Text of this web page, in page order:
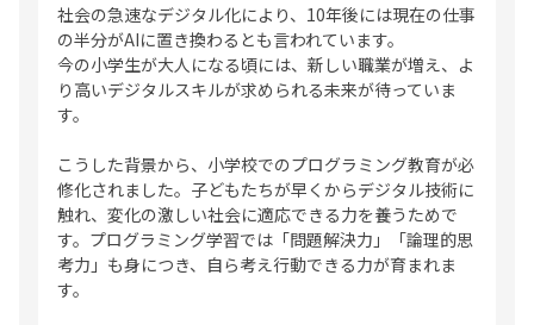
社会の急速なデジタル化により、10年後には現在の仕事
の半分がAIに置き換わるとも言われています。
今の小学生が大人になる頃には、新しい職業が増え、よ
り高いデジタルスキルが求められる未来が待っていま
す。
こうした背景から、小学校でのプログラミング教育が必
修化されました。子どもたちが早くからデジタル技術に
触れ、変化の激しい社会に適応できる力を養うためで
す。プログラミング学習では「問題解決力」「論理的思
考力」も身につき、自ら考え行動できる力が育まれま
す。